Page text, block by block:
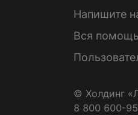
Напишите
Вся помощь
© Холдинг
8 800 600-